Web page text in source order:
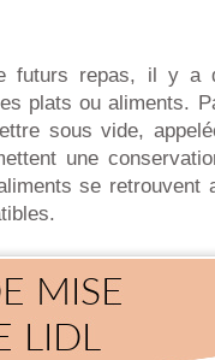
futurs repas, il y a
plats ou aliments.
sous vide,
une
se retrouvent